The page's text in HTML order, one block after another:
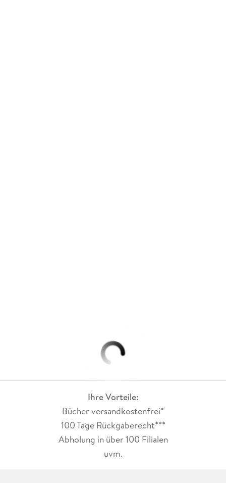
Ihre Vorteile:
Bücher versandkostenfrei*
100 Tage Rückgaberecht***
Abholung in über 100 Filialen
uvm.